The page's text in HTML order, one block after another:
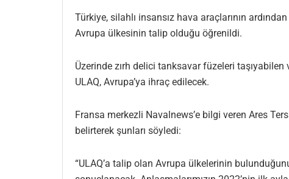
Türkiye, silahlı insansız hava araçlarının
Avrupa ülkesinin talip olduğu öğrenildi.
Üzerinde zırh delici tanksavar füzeleri
ULAQ, Avrupa’ya ihraç edilecek.
Fransa merkezli Navalnews’e bilgi veren Ares
belirterek şunları söyledi:
“ULAQ’a talip olan Avrupa ülkelerinin